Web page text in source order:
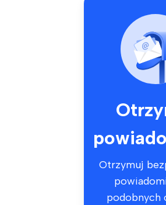
Otrzymuj
podobnych